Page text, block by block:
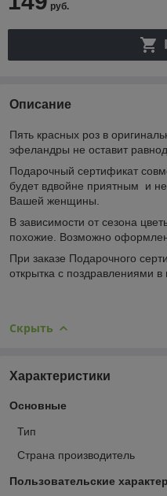
руб.
Описание
Пять красных роз в
эфеландры не оставит
Подарочный сертификат
будет вдвойне приятным и
Вашей женщины.
В зависимости от сезона
похожие. Возможно
При заказе Подарочного
открытка с поздравлениями
Скрыть
Характеристики
Основные
Тип
Страна производитель
Пользовательские